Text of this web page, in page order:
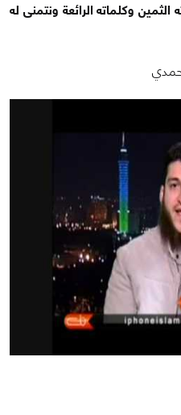
وكلماته الرائعة ونتمنى له
حمدي